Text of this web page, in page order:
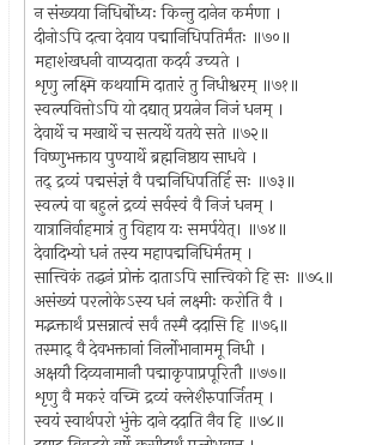
न संख्यया निधिर्बोध्यः किन्तु दानेन कर्मणा ।
दीनोऽपि दत्वा देवाय पद्मानिधिपतिर्मंतः ॥७०॥
महाशंखधनी वाप्यदाता कदर्य उच्यते ।
शृणु लक्ष्मि कथयामि दातारं तु निधीश्वरम् ॥७१॥
स्वल्पवित्तोऽपि यो दद्यात् प्रयत्नेन निजं धनम् ।
देवार्थे च मखार्थे च सत्यर्थे यतये सते ॥७२॥
विष्णुभक्ताय पुण्यार्थे ब्रह्मनिष्ठाय साधवे ।
तद् द्रव्यं पद्मसंज्ञं वै पद्मनिधिपतिर्हि सः ॥७३॥
स्वल्पं वा बहुलं द्रव्यं सर्वस्वं वै निजं धनम् ।
यात्रानिर्वाहमात्रं तु विहाय यः समर्पयेत्। ॥७४॥
देवादिभ्यो धनं तस्य महापद्मनिधिर्मतम् ।
सात्त्विकं तद्धनं प्रोक्तं दाताऽपि सात्त्विको हि सः ॥७५॥
असंख्यं परलोकेऽस्य धनं लक्ष्मीः करोति वै ।
मद्भक्तार्थं प्रसन्नात्वं सर्वं तस्मै ददासि हि ॥७६॥
तस्माद् वै देवभक्तानां निर्लोभानाममू निधी ।
अक्षयौ दिव्यनामानौ पद्माकृपाप्रपूरितौ ॥७७॥
शृणु वै मकरं वच्मि द्रव्यं क्लेशैरुपार्जितम् ।
स्वयं स्वार्थपरो भुंक्ते दाने ददाति नैव हि ॥७८॥